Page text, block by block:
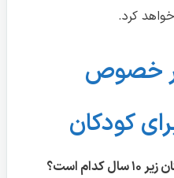
کرد.
در خصوص
کودکان
است؟